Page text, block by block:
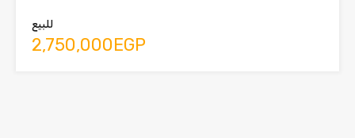
للبيع
2,750,000EGP